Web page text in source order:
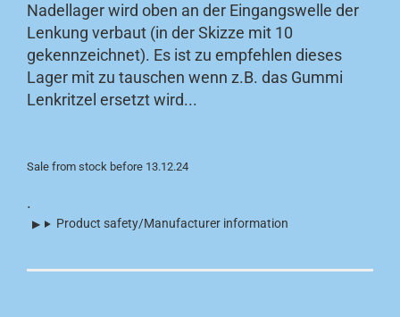
Nadellager wird oben an der Eingangswelle der
Lenkung verbaut (in der Skizze mit 10
gekennzeichnet). Es ist zu empfehlen dieses
Lager mit zu tauschen wenn z.B. das Gummi
Lenkritzel ersetzt wird...
Sale from stock before 13.12.24
.
Product safety/Manufacturer information